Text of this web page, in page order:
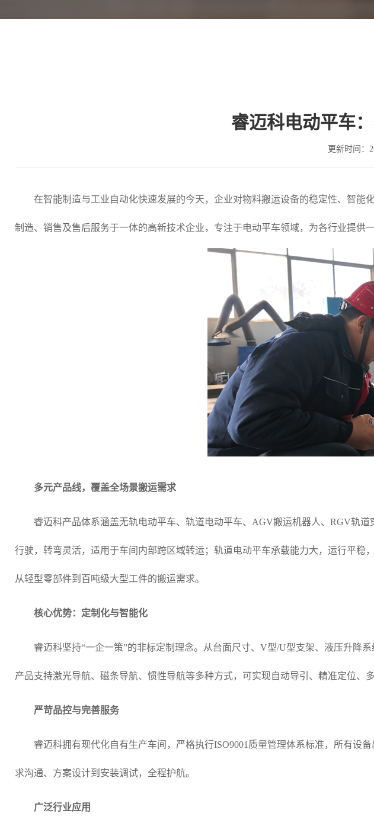
睿迈科电动平车
更新时间：
在智能制造与工业自动化快速发展的今天，企业对物料搬运设备的稳定性、智能
制造、销售及售后服务于一体的高新技术企业，专注于电动平车领域，为各行业提供
多元产品线，覆盖全场景搬运需求
睿迈科产品体系涵盖无轨电动平车、轨道电动平车、AGV搬运机器人、RGV轨
行驶，转弯灵活，适用于车间内部跨区域转运；轨道电动平车承载能力大，运行平
从轻型零部件到百吨级大型工件的搬运需求。
核心优势：定制化与智能化
睿迈科坚持“一企一策”的非标定制理念。从台面尺寸、V型/U型支架、液压升降
产品支持激光导航、磁条导航、惯性导航等多种方式，可实现自动导引、精准定位、
严苛品控与完善服务
睿迈科拥有现代化自有生产车间，严格执行ISO9001质量管理体系标准，所有设
求沟通、方案设计到安装调试，全程护航。
广泛行业应用